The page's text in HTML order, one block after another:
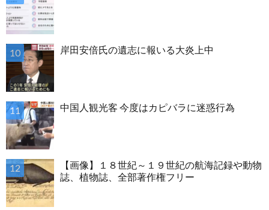
岸田安倍氏の遺志に報いる大炎上中
中国人観光客 今度はカピバラに迷惑行為
【画像】１８世紀～１９世紀の航海記録や動物
誌、植物誌、全部著作権フリー